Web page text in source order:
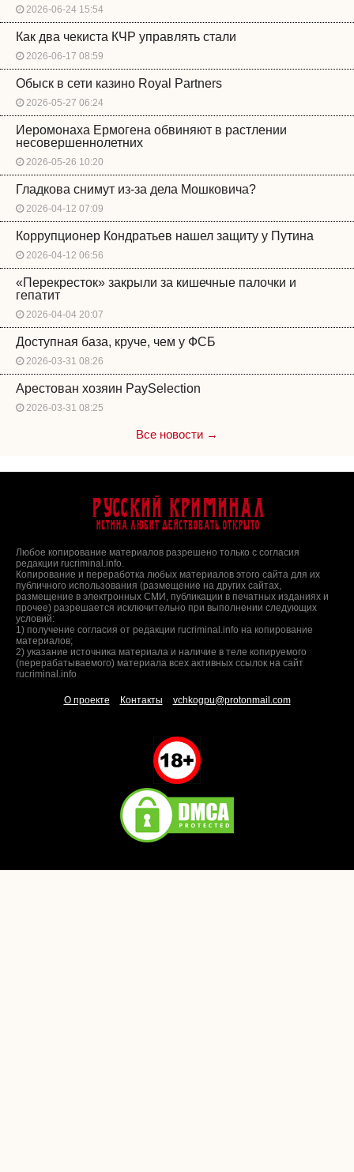
2026-06-24 15:54
Как два чекиста КЧР управлять стали
2026-06-17 08:59
Обыск в сети казино Royal Partners
2026-05-27 06:24
Иеромонаха Ермогена обвиняют в растлении
несовершеннолетних
2026-05-26 10:20
Гладкова снимут из-за дела Мошковича?
2026-04-12 07:09
Коррупционер Кондратьев нашел защиту у Путина
2026-04-12 06:56
«Перекресток» закрыли за кишечные палочки и
гепатит
2026-04-04 20:07
Доступная база, круче, чем у ФСБ
2026-03-31 08:26
Арестован хозяин PaySelection
2026-03-31 08:25
Все новости →
Русский Криминал
Истина любит действовать открыто
Любое копирование материалов разрешено только с согласия
редакции rucriminal.info.
Копирование и переработка любых материалов этого сайта для их
публичного использования (размещение на других сайтах,
размещение в электронных СМИ, публикации в печатных изданиях и
прочее) разрешается исключительно при выполнении следующих
условий:
1) получение согласия от редакции rucriminal.info на копирование
материалов;
2) указание источника материала и наличие в теле копируемого
(перерабатываемого) материала всех активных ссылок на сайт
rucriminal.info
О проекте Контакты vchkogpu@protonmail.com